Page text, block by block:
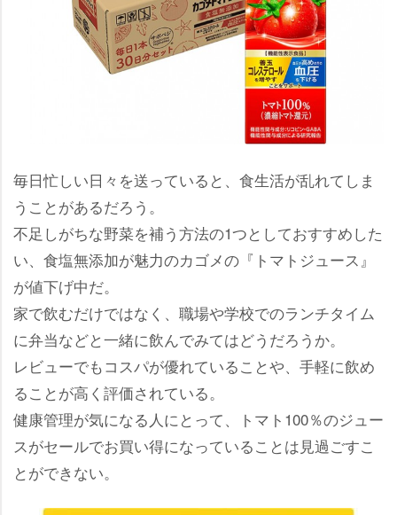
毎日忙しい日々を送っていると、食生活が乱れてしま
うことがあるだろう。
不足しがちな野菜を補う方法の1つとしておすすめした
い、食塩無添加が魅力のカゴメの『トマトジュース』
が値下げ中だ。
家で飲むだけではなく、職場や学校でのランチタイム
に弁当などと一緒に飲んでみてはどうだろうか。
レビューでもコスパが優れていることや、手軽に飲め
ることが高く評価されている。
健康管理が気になる人にとって、トマト100％のジュー
スがセールでお買い得になっていることは見過ごすこ
とができない。